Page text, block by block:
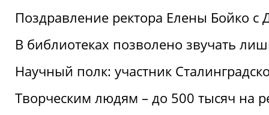
Поздравление ректора Елены Бойко
В библиотеках позволено звучать
Научный полк: участник
Творческим людям – до 500 тысяч на